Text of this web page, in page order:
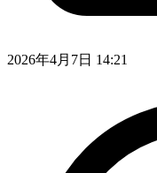
2026年4月7日 14:21